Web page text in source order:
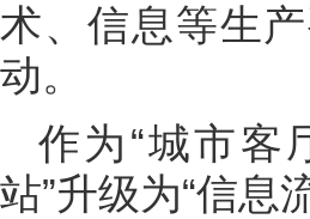
术、信息等生
动。
作为“城市客
站”升级为“信息